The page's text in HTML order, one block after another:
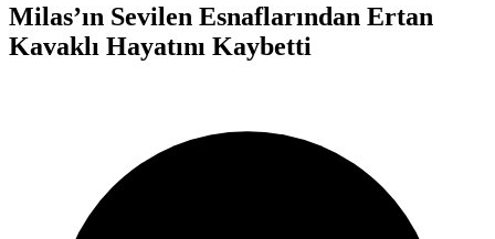
Milas’ın Sevilen Esnaflarından Ertan
Kavaklı Hayatını Kaybetti